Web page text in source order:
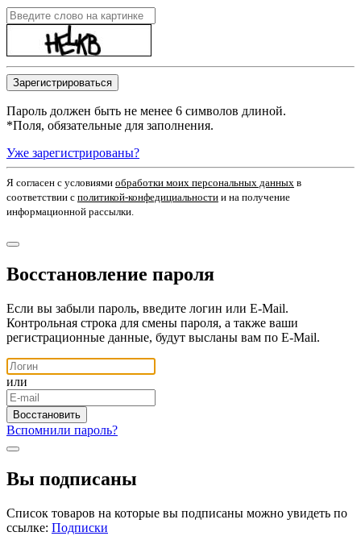
Пароль должен быть не менее 6 символов длиной.
*Поля, обязательные для заполнения.
Уже зарегистрированы?
Я согласен c условиями обработки моих персональных данных в
соответствии с политикой-конфедициальности и на получение
информационной рассылки.
Восстановление пароля
Если вы забыли пароль, введите логин или E-Mail.
Контрольная строка для смены пароля, а также ваши
регистрационные данные, будут высланы вам по E-Mail.
или
Вспомнили пароль?
Вы подписаны
Список товаров на которые вы подписаны можно увидеть по
ссылке: Подписки